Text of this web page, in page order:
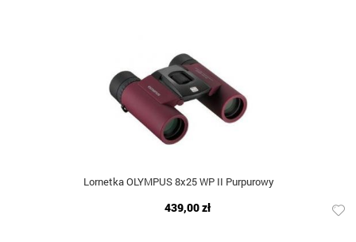
Lornetka OLYMPUS 8x25 WP II Purpurowy
439,00 zł